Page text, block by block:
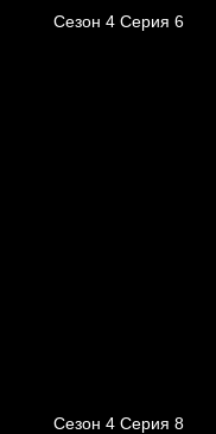
Сезон 4 Серия 6
Сезон 4 Серия 8